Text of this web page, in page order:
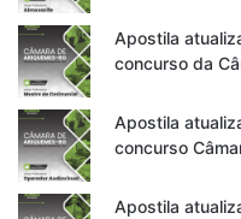
Apostila
concurso da
Apostila
concurso
Apostila